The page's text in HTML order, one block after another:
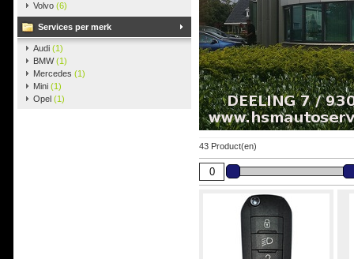
Volvo (6)
Services per merk
Audi (1)
BMW(1)
Mercedes (1)
Mini (1)
Opel (1)
43 Product(en)